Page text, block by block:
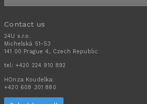
Contact us
24U s.r.o.
Michelská 51-53
141 00 Prague 4, Czech Republic
tel: +420 224 910 892
HOnza Koudelka:
+420 608 301 880